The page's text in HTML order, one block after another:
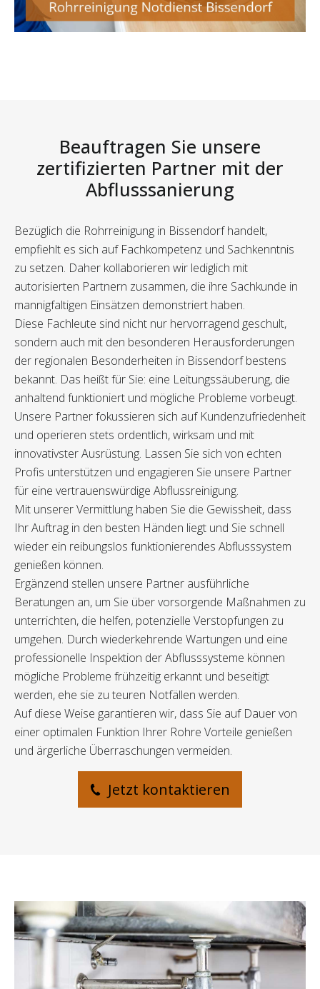
Beauftragen Sie unsere
zertifizierten Partner mit der
Abflusssanierung
Bezüglich die Rohrreinigung in Bissendorf handelt,
empfiehlt es sich auf Fachkompetenz und Sachkenntnis
zu setzen. Daher kollaborieren wir lediglich mit
autorisierten Partnern zusammen, die ihre Sachkunde in
mannigfaltigen Einsätzen demonstriert haben.
Diese Fachleute sind nicht nur hervorragend geschult,
sondern auch mit den besonderen Herausforderungen
der regionalen Besonderheiten in Bissendorf bestens
bekannt. Das heißt für Sie: eine Leitungssäuberung, die
anhaltend funktioniert und mögliche Probleme vorbeugt.
Unsere Partner fokussieren sich auf Kundenzufriedenheit
und operieren stets ordentlich, wirksam und mit
innovativster Ausrüstung. Lassen Sie sich von echten
Profis unterstützen und engagieren Sie unsere Partner
für eine vertrauenswürdige Abflussreinigung.
Mit unserer Vermittlung haben Sie die Gewissheit, dass
Ihr Auftrag in den besten Händen liegt und Sie schnell
wieder ein reibungslos funktionierendes Abflusssystem
genießen können.
Ergänzend stellen unsere Partner ausführliche
Beratungen an, um Sie über vorsorgende Maßnahmen zu
unterrichten, die helfen, potenzielle Verstopfungen zu
umgehen. Durch wiederkehrende Wartungen und eine
professionelle Inspektion der Abflusssysteme können
mögliche Probleme frühzeitig erkannt und beseitigt
werden, ehe sie zu teuren Notfällen werden.
Auf diese Weise garantieren wir, dass Sie auf Dauer von
einer optimalen Funktion Ihrer Rohre Vorteile genießen
und ärgerliche Überraschungen vermeiden.
Jetzt kontaktieren